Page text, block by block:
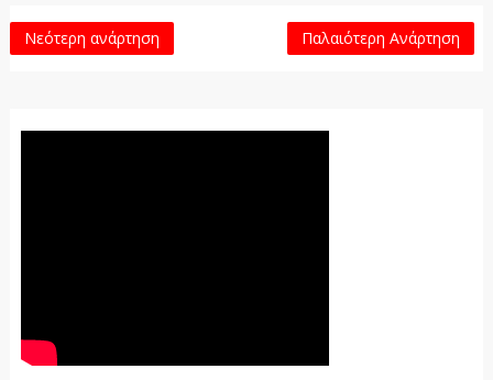
Νεότερη ανάρτηση Παλαιότερη Ανάρτηση